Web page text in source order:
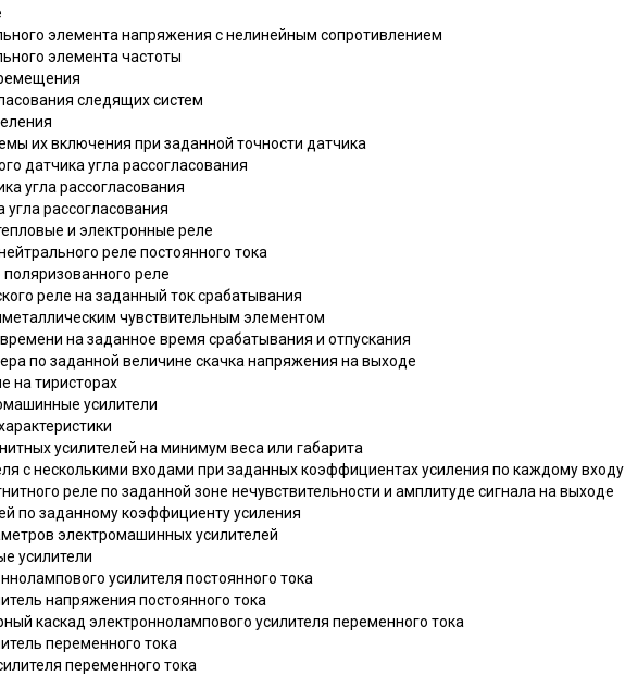
элемента напряжения с нелинейным сопротивлением
элемента частоты
следящих систем
их включения при заданной точности датчика
датчика угла рассогласования
угла рассогласования
угла рассогласования
и электронные реле
реле постоянного тока
реле
реле на заданный ток срабатывания
чувствительным элементом
на заданное время срабатывания и отпускания
по заданной величине скачка напряжения на выходе
на тиристорах
усилители
усилителей на минимум веса или габарита
с несколькими входами при заданных коэффициентах усиления по каждому входу
реле по заданной зоне нечувствительности и амплитуде сигнала на выходе
по заданному коэффициенту усиления
электромашинных усилителей
усилители
усилителя постоянного тока
напряжения постоянного тока
каскад электроннолампового усилителя переменного тока
переменного тока
переменного тока